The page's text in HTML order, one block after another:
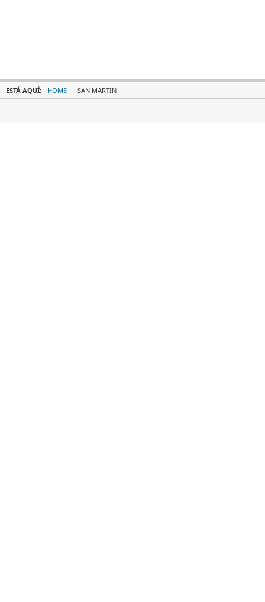
ESTÁ AQUÍ: HOME SAN MARTIN